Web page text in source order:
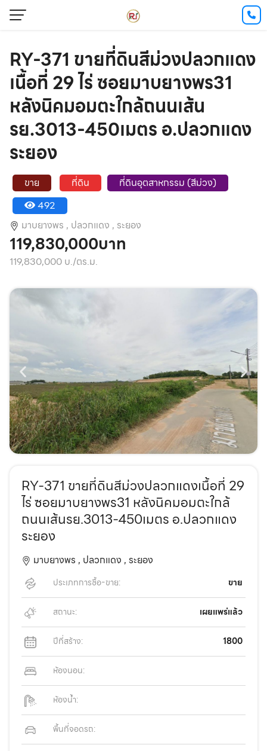
RY-371 ขายที่ดินสีม่วงปลวกแดง
เนื้อที่ 29 ไร่ ซอยมาบยางพร31
หลังนิคมอมตะใกล้ถนนเส้น
รย.3013-450เมตร อ.ปลวกแดง
ระยอง
ขาย ที่ดิน
ที่ดินอุตสาหกรรม (สีม่วง)
492
มาบยางพร , ปลวกแดง , ระยอง
119,830,000บาท
119,830,000 บ./ตร.ม.
RY-371 ขายที่ดินสีม่วงปลวกแดงเนื้อที่ 29
ไร่ ซอยมาบยางพร31 หลังนิคมอมตะใกล้
ถนนเส้นรย.3013-450เมตร อ.ปลวกแดง
ระยอง
มาบยางพร , ปลวกแดง , ระยอง
ประเภทการซื้อ-ขาย: ขาย
สถานะ: เผยแพร่แล้ว
ปีที่สร้าง: 1800
ห้องนอน:
ห้องน้ำ:
พื้นที่จอดรถ: